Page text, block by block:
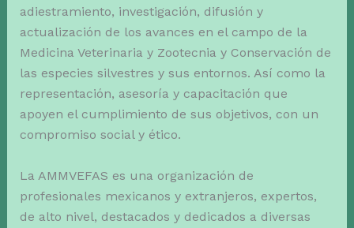
adiestramiento, investigación, difusión y
actualización de los avances en el campo de la
Medicina Veterinaria y Zootecnia y Conservación de
las especies silvestres y sus entornos. Así como la
representación, asesoría y capacitación que
apoyen el cumplimiento de sus objetivos, con un
compromiso social y ético.
La AMMVEFAS es una organización de
profesionales mexicanos y extranjeros, expertos,
de alto nivel, destacados y dedicados a diversas